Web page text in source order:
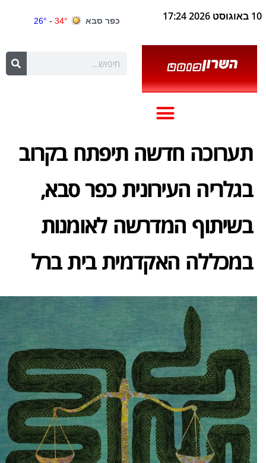
10 באוגוסט 2026 17:24
תערוכה חדשה תיפתח בקרוב
בגלריה העירונית כפר סבא,
בשיתוף המדרשה לאומנות
במכללה האקדמית בית ברל